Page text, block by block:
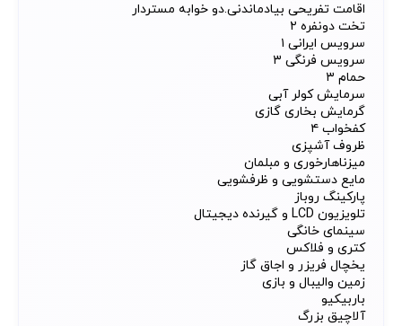
اقامت تفریحی بیادماندنی.دو خوابه مستردار
تخت دونفره ۲
سرویس ایرانی ۱
سرویس فرنگی ۳
حمام ۳
سرمایش کولر آبی
گرمایش بخاری گازی
کفخواب ۴
ظروف آشپزی
میزناهارخوری و مبلمان
مایع دستشویی و ظرفشویی
پارکینگ روباز
تلویزیون LCD و گیرنده دیجیتال
سینمای خانگی
کتری و فلاکس
یخچال فریزر و اجاق گاز
زمین والیبال و بازی
باربیکیو
آلاچیق بزرگ